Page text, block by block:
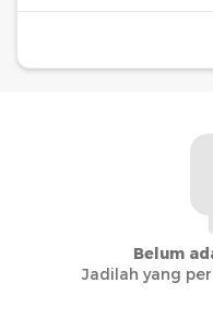
Belum
Jadilah yang